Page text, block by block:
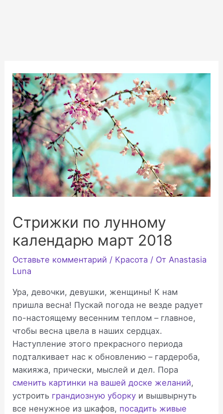
Стрижки по лунному
календарю март 2018
Оставьте комментарий / Красота / От Anastasia
Luna
Ура, девочки, девушки, женщины! К нам
пришла весна! Пускай погода не везде радует
по-настоящему весенним теплом – главное,
чтобы весна цвела в наших сердцах.
Наступление этого прекрасного периода
подталкивает нас к обновлению – гардероба,
макияжа, прически, мыслей и дел. Пора
сменить картинки на вашей доске желаний,
устроить грандиозную уборку и вышвырнуть
все ненужное из шкафов, посадить живые